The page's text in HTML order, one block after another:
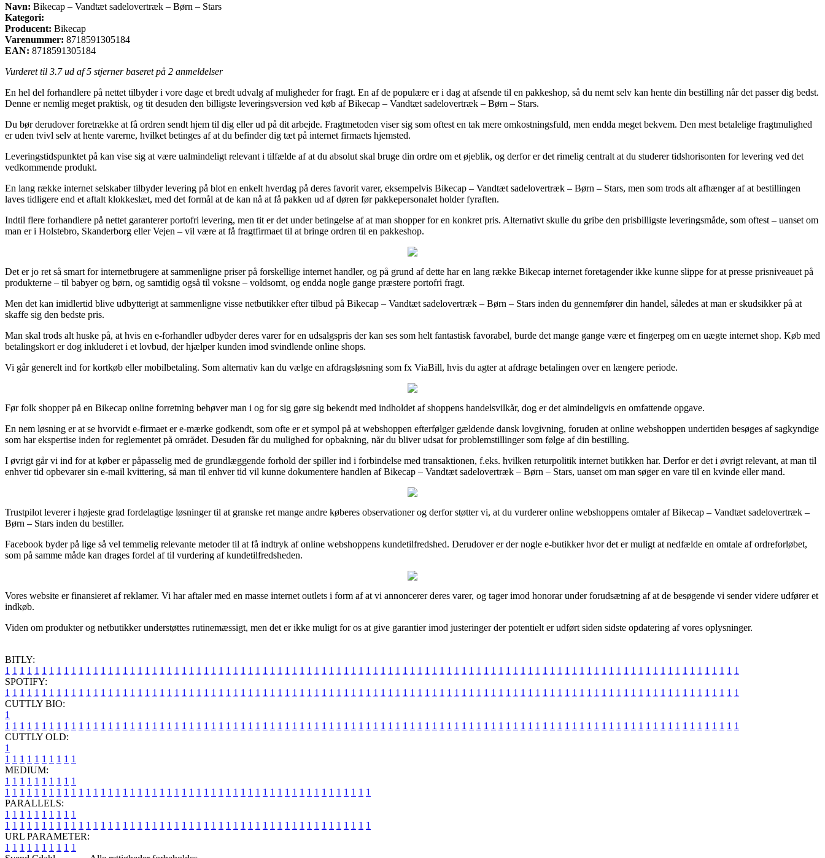
Navn: Bikecap – Vandtæt sadelovertræk – Børn – Stars
Kategori:
Producent: Bikecap
Varenummer: 8718591305184
EAN: 8718591305184
Vurderet til 3.7ud af 5 stjerner baseret på 2 anmeldelser
En hel del forhandlere på nettet tilbyder i vore dage et bredt udvalg af muligheder for fragt. En af de populære er i dag at afsende til en pakkeshop, så du nemt selv kan hente din bestilling når det passer dig bedst.
Denne er nemlig meget praktisk, og tit desuden den billigste leveringsversion ved køb af Bikecap – Vandtæt sadelovertræk – Børn – Stars.
Du bør derudover foretrække at få ordren sendt hjem til dig eller ud på dit arbejde. Fragtmetoden viser sig som oftest en tak mere omkostningsfuld, men endda meget bekvem. Den mest betalelige fragtmulighed
er uden tvivl selv at hente varerne, hvilket betinges af at du befinder dig tæt på internet firmaets hjemsted.
Leveringstidspunktet på kan vise sig at være ualmindeligt relevant i tilfælde af at du absolut skal bruge din ordre om et øjeblik, og derfor er det rimelig centralt at du studerer tidshorisonten for levering ved det
vedkommende produkt.
En lang række internet selskaber tilbyder levering på blot en enkelt hverdag på deres favorit varer, eksempelvis Bikecap – Vandtæt sadelovertræk – Børn – Stars, men som trods alt afhænger af at bestillingen
laves tidligere end et aftalt klokkeslæt, med det formål at de kan nå at få pakken ud af døren før pakkepersonalet holder fyraften.
Indtil flere forhandlere på nettet garanterer portofri levering, men tit er det under betingelse af at man shopper for en konkret pris. Alternativt skulle du gribe den prisbilligste leveringsmåde, som oftest – uanset om
man er i Holstebro, Skanderborg eller Vejen – vil være at få fragtfirmaet til at bringe ordren til en pakkeshop.
Det er jo ret så smart for internetbrugere at sammenligne priser på forskellige internet handler, og på grund af dette har en lang række Bikecap internet foretagender ikke kunne slippe for at presse prisniveauet på
produkterne – til babyer og børn, og samtidig også til voksne – voldsomt, og endda nogle gange præstere portofri fragt.
Men det kan imidlertid blive udbytterigt at sammenligne visse netbutikker efter tilbud på Bikecap – Vandtæt sadelovertræk – Børn – Stars inden du gennemfører din handel, således at man er skudsikker på at
skaffe sig den bedste pris.
Man skal trods alt huske på, at hvis en e-forhandler udbyder deres varer for en udsalgspris der kan ses som helt fantastisk favorabel, burde det mange gange være et fingerpeg om en uægte internet shop. Køb med
betalingskort er dog inkluderet i et lovbud, der hjælper kunden imod svindlende online shops.
Vi går generelt ind for kortkøb eller mobilbetaling. Som alternativ kan du vælge en afdragsløsning som fx ViaBill, hvis du agter at afdrage betalingen over en længere periode.
Før folk shopper på en Bikecap online forretning behøver man i og for sig gøre sig bekendt med indholdet af shoppens handelsvilkår, dog er det almindeligvis en omfattende opgave.
En nem løsning er at se hvorvidt e-firmaet er e-mærke godkendt, som ofte er et sympol på at webshoppen efterfølger gældende dansk lovgivning, foruden at online webshoppen undertiden besøges af sagkyndige
som har ekspertise inden for reglementet på området. Desuden får du mulighed for opbakning, når du bliver udsat for problemstillinger som følge af din bestilling.
I øvrigt går vi ind for at køber er påpasselig med de grundlæggende forhold der spiller ind i forbindelse med transaktionen, f.eks. hvilken returpolitik internet butikken har. Derfor er det i øvrigt relevant, at man til
enhver tid opbevarer sin e-mail kvittering, så man til enhver tid vil kunne dokumentere handlen af Bikecap – Vandtæt sadelovertræk – Børn – Stars, uanset om man søger en vare til en kvinde eller mand.
Trustpilot leverer i højeste grad fordelagtige løsninger til at granske ret mange andre køberes observationer og derfor støtter vi, at du vurderer online webshoppens omtaler af Bikecap – Vandtæt sadelovertræk –
Børn – Stars inden du bestiller.
Facebook byder på lige så vel temmelig relevante metoder til at få indtryk af online webshoppens kundetilfredshed. Derudover er der nogle e-butikker hvor det er muligt at nedfælde en omtale af ordreforløbet,
som på samme måde kan drages fordel af til vurdering af kundetilfredsheden.
Vores website er finansieret af reklamer. Vi har aftaler med en masse internet outlets i form af at vi annoncerer deres varer, og tager imod honorar under forudsætning af at de besøgende vi sender videre udfører et
indkøb.
Viden om produkter og netbutikker understøttes rutinemæssigt, men det er ikke muligt for os at give garantier imod justeringer der potentielt er udført siden sidste opdatering af vores oplysninger.
BITLY:
1 1 1 1 1 1 1 1 1 1 1 1 1 1 1 1 1 1 1 1 1 1 1 1 1 1 1 1 1 1 1 1 1 1 1 1 1 1 1 1 1 1 1 1 1 1 1 1 1 1 1 1 1 1 1 1 1 1 1 1 1 1 1 1 1 1 1 1 1 1 1 1 1 1 1 1 1 1 1 1 1 1 1 1 1 1 1 1 1 1 1 1 1 1 1 1 1 1 1 1
SPOTIFY:
1 1 1 1 1 1 1 1 1 1 1 1 1 1 1 1 1 1 1 1 1 1 1 1 1 1 1 1 1 1 1 1 1 1 1 1 1 1 1 1 1 1 1 1 1 1 1 1 1 1 1 1 1 1 1 1 1 1 1 1 1 1 1 1 1 1 1 1 1 1 1 1 1 1 1 1 1 1 1 1 1 1 1 1 1 1 1 1 1 1 1 1 1 1 1 1 1 1 1 1
CUTTLY BIO:
1
1 1 1 1 1 1 1 1 1 1 1 1 1 1 1 1 1 1 1 1 1 1 1 1 1 1 1 1 1 1 1 1 1 1 1 1 1 1 1 1 1 1 1 1 1 1 1 1 1 1 1 1 1 1 1 1 1 1 1 1 1 1 1 1 1 1 1 1 1 1 1 1 1 1 1 1 1 1 1 1 1 1 1 1 1 1 1 1 1 1 1 1 1 1 1 1 1 1 1 1
CUTTLY OLD:
1
1 1 1 1 1 1 1 1 1 1
MEDIUM:
1 1 1 1 1 1 1 1 1 1
1 1 1 1 1 1 1 1 1 1 1 1 1 1 1 1 1 1 1 1 1 1 1 1 1 1 1 1 1 1 1 1 1 1 1 1 1 1 1 1 1 1 1 1 1 1 1 1 1 1
PARALLELS:
1 1 1 1 1 1 1 1 1 1
1 1 1 1 1 1 1 1 1 1 1 1 1 1 1 1 1 1 1 1 1 1 1 1 1 1 1 1 1 1 1 1 1 1 1 1 1 1 1 1 1 1 1 1 1 1 1 1 1 1
URL PARAMETER:
1 1 1 1 1 1 1 1 1 1